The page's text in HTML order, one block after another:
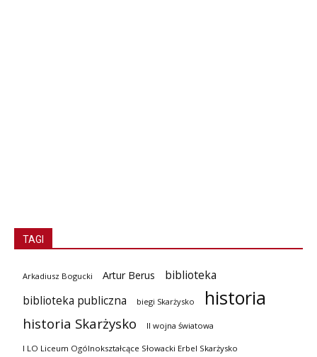
TAGI
Arkadiusz Bogucki Artur Berus
biblioteka
biblioteka publiczna
biegi Skarżysko historia
historia Skarżysko II wojna światowa
I LO Liceum Ogólnokształcące Słowacki Erbel Skarżysko